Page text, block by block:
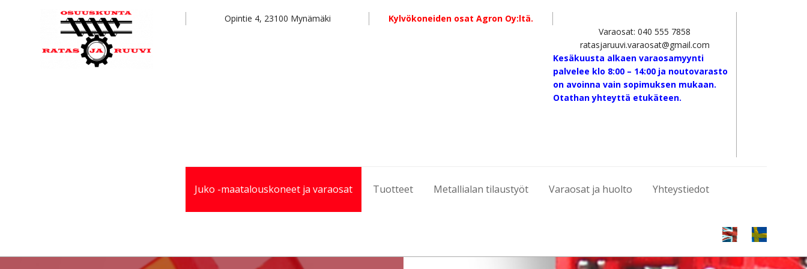
alatunnisteeseen
Opintie 4, 23100 Mynämäki
Kylvökoneiden osat Agron Oy:ltä.
Varaosat: 040 555 7858
ratasjaruuvi.varaosat@gmail.com
Kesäkuusta alkaen varaosamyynti
palvelee klo 8:00 – 14:00 ja noutovarasto
on avoinna vain sopimuksen mukaan.
Otathan yhteyttä etukäteen.
Juko -maatalouskoneet ja varaosat Tuotteet Metallialan tilaustyöt Varaosat ja huolto Yhteystiedot